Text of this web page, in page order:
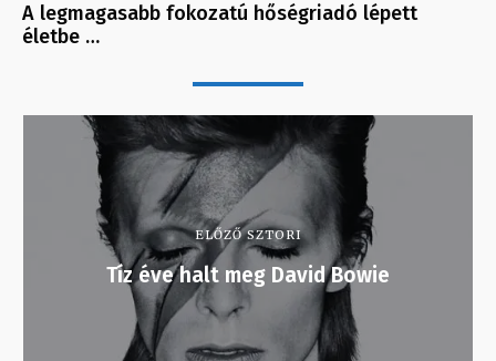
A legmagasabb fokozatú hőségriadó lépett
életbe …
ELŐZŐ SZTORI
Tíz éve halt meg David Bowie